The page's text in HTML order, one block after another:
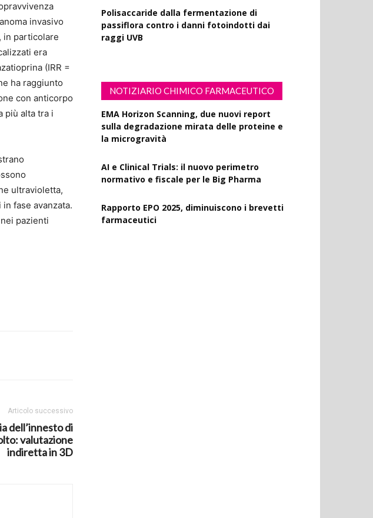
invasivo
in particolare
era
(IRR =
ha raggiunto
con anticorpo
più alta tra i
ultravioletta,
fase avanzata.
pazienti
Articolo successivo
dell’innesto di
valutazione
indiretta in 3D
Polisaccaride dalla fermentazione di
passiflora contro i danni fotoindotti dai
raggi UVB
NOTIZIARIO CHIMICO FARMACEUTICO
EMA Horizon Scanning, due nuovi report
sulla degradazione mirata delle proteine e
la microgravità
AI e Clinical Trials: il nuovo perimetro
normativo e fiscale per le Big Pharma
Rapporto EPO 2025, diminuiscono i brevetti
farmaceutici